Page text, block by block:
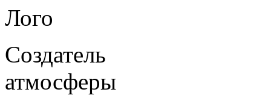
Создатель
атмосферы